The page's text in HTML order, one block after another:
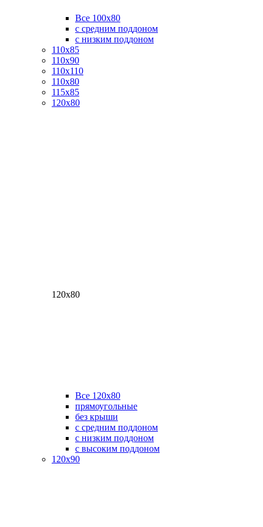
Все 100х80
с средним поддоном
с низким поддоном
110х85
110х90
110х110
110х80
115х85
120х80
120х80
Все 120х80
прямоугольные
без крыши
с средним поддоном
с низким поддоном
с высоким поддоном
120х90